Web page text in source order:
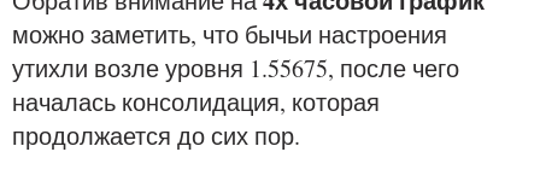
можно заметить, что бычьи настроения
утихли возле уровня 1.55675, после чего
началась консолидация, которая
продолжается до сих пор.